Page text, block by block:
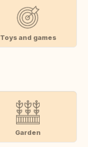
Toys and games
Garden